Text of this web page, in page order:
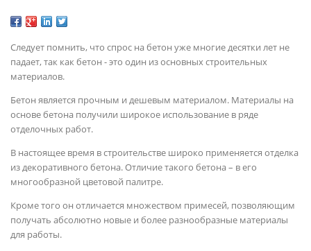
Следует помнить, что спрос на бетон уже многие десятки лет не
падает, так как бетон - это один из основных строительных
материалов.
Бетон является прочным и дешевым материалом. Материалы на
основе бетона получили широкое использование в ряде
отделочных работ.
В настоящее время в строительстве широко применяется отделка
из декоративного бетона. Отличие такого бетона – в его
многообразной цветовой палитре.
Кроме того он отличается множеством примесей, позволяющим
получать абсолютно новые и более разнообразные материалы
для работы.